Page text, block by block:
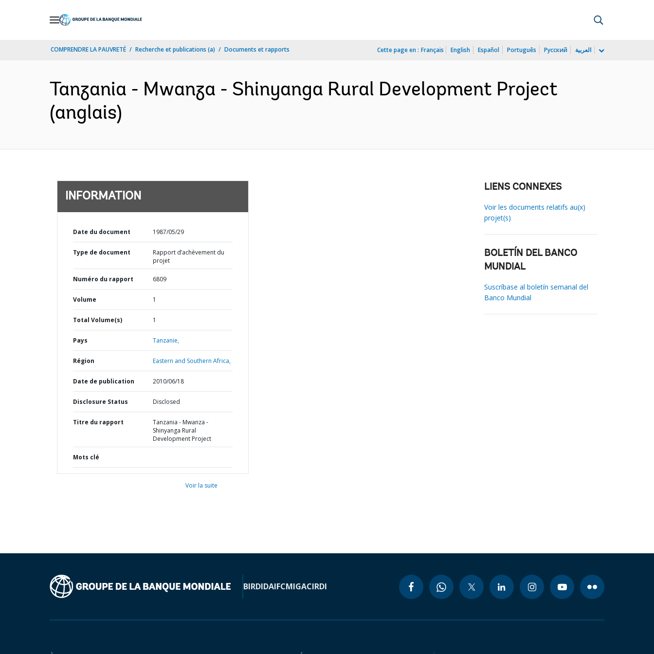
COMPRENDRE LA PAUVRETÉ Recherche et publications (a) Documents et rapports Cette page en : Français English Español Português Русский العربية
Tanzania - Mwanza - Shinyanga Rural Development Project
(anglais)
INFORMATION
Date du document 1987/05/29
Type de document
Rapport d’achèvement du
projet
Numéro du rapport 6809
Volume 1
Total Volume(s) 1
Pays Tanzanie,
Région Eastern and Southern Africa,
Date de publication 2010/06/18
Disclosure Status Disclosed
Titre du rapport
Tanzania - Mwanza -
Shinyanga Rural
Development Project
Mots clé
Voir la suite
LIENS CONNEXES
Voir les documents relatifs au(x)
projet(s)
BOLETÍN DEL BANCO
MUNDIAL
Suscríbase al boletín semanal del
Banco Mundial
BIRDIDAIFCMIGACIRDI